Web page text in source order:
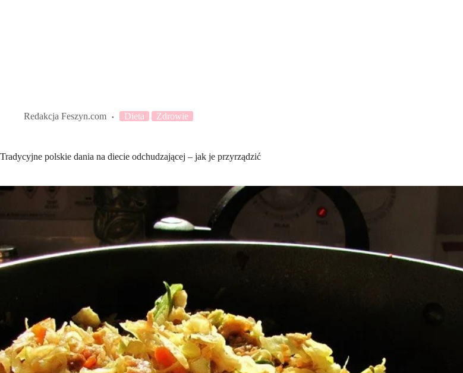
Redakcja Feszyn.com Dieta Zdrowie
Tradycyjne polskie dania na diecie odchudzającej – jak je przyrządzić